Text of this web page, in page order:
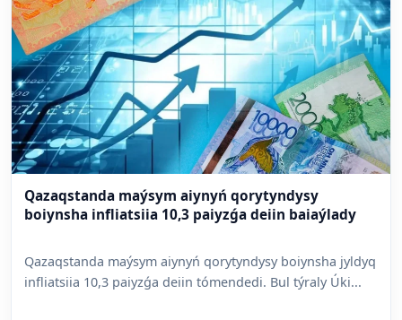
Qazaqstanda maýsym aiynyń qorytyndysy
boiynsha infliatsiia 10,3 paiyzǵa deiin baiaýlady
Qazaqstanda maýsym aiynyń qorytyndysy boiynsha jyldyq
infliatsiia 10,3 paiyzǵa deiin tómendedi. Bul týraly Úki...